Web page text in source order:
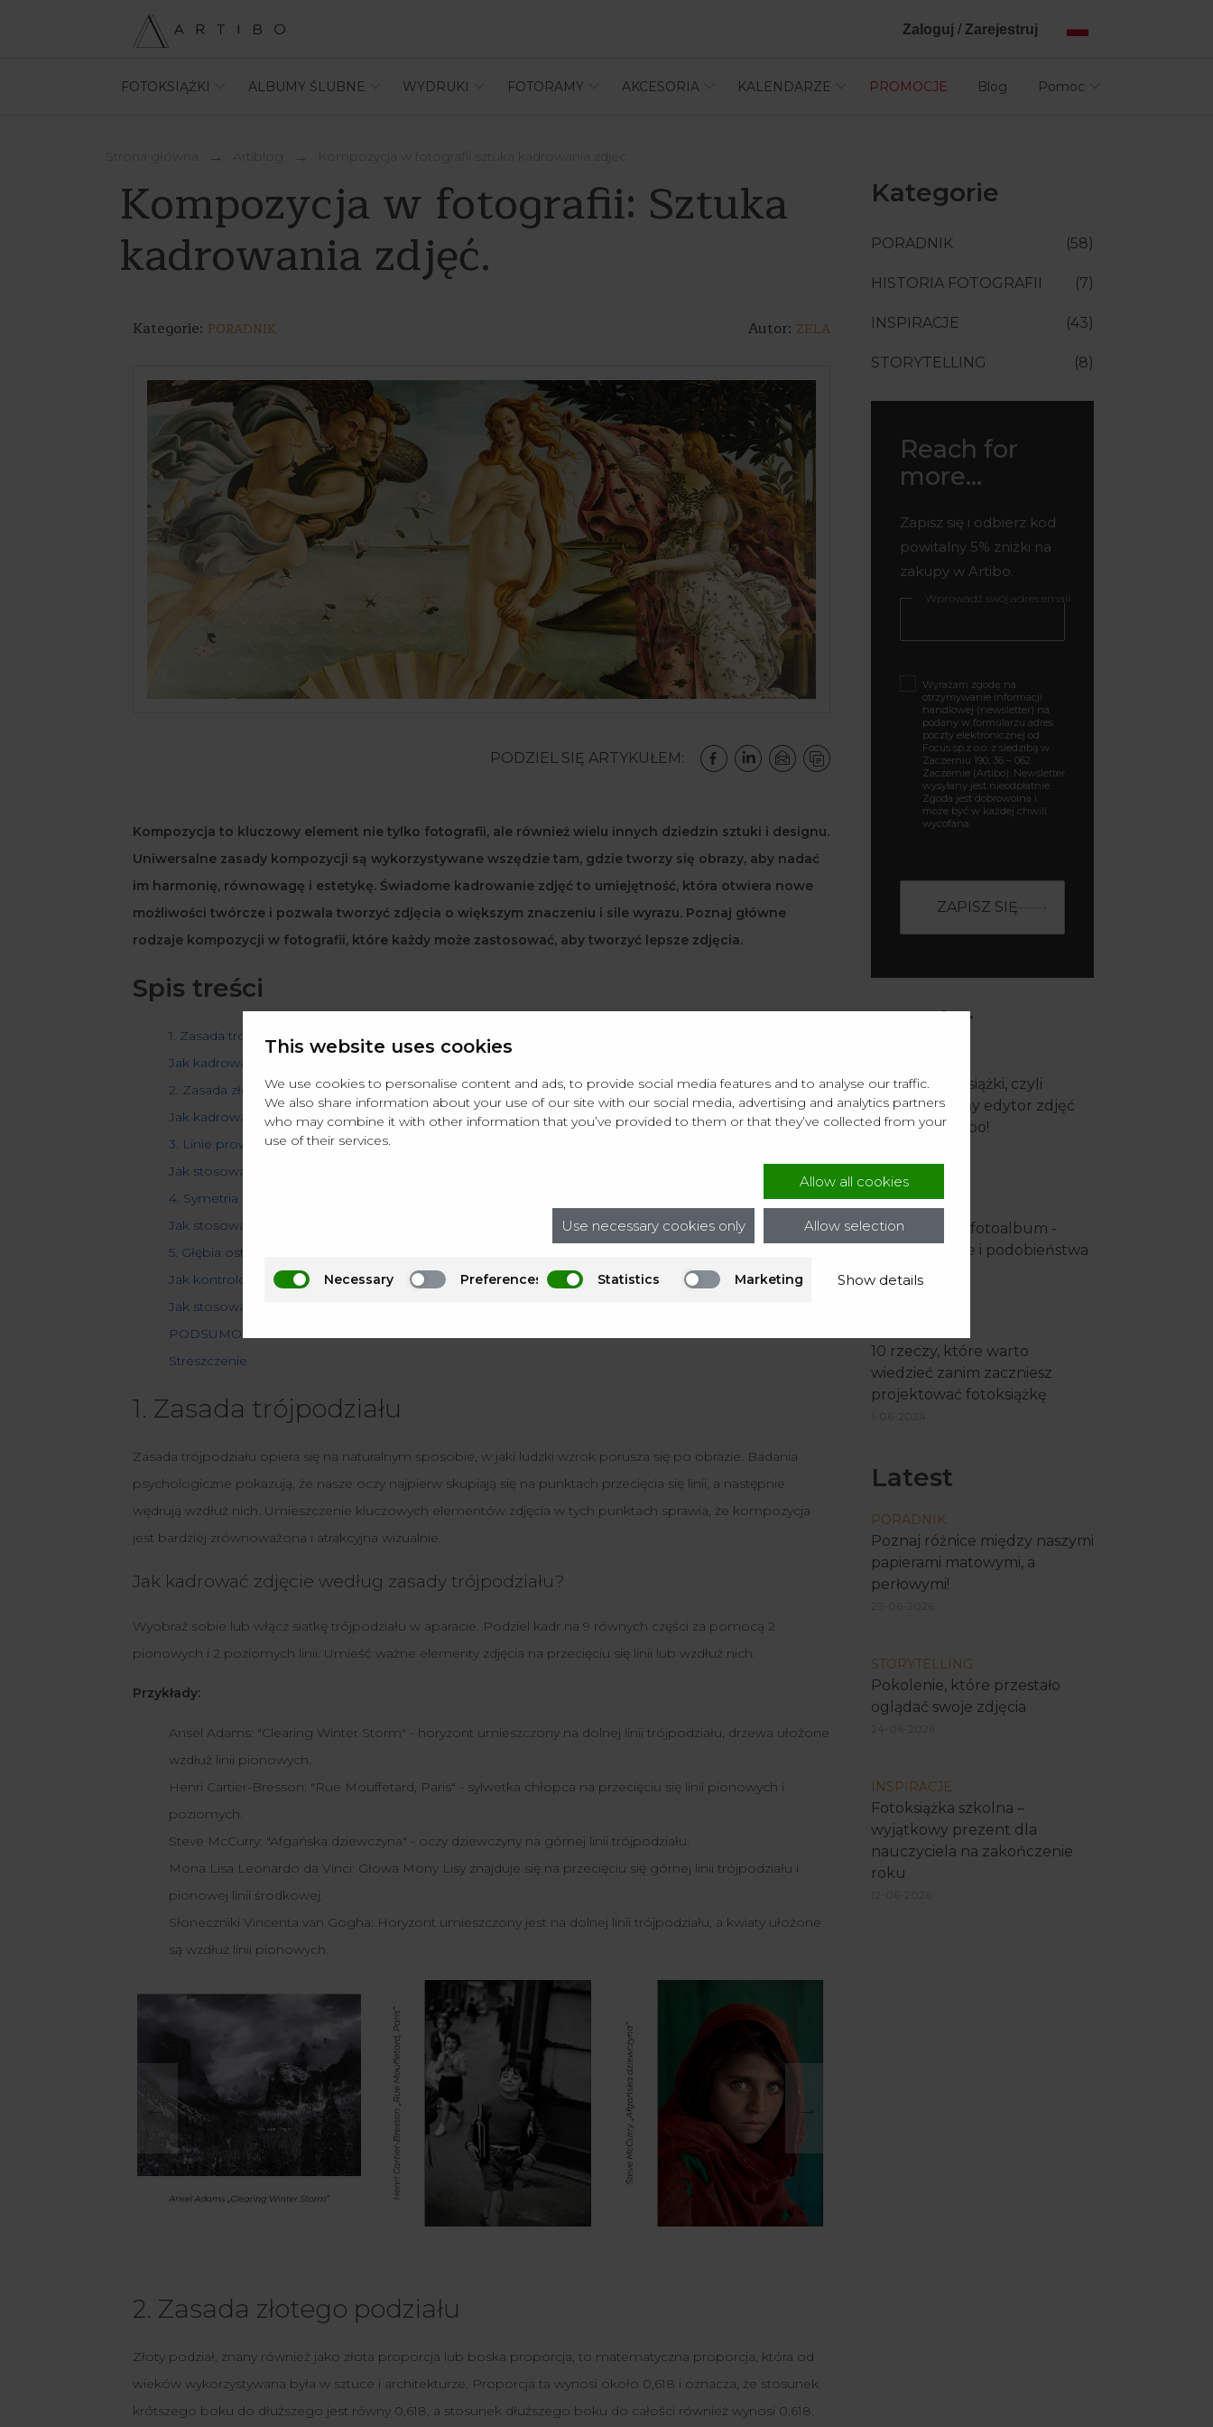
This website uses cookies
We use cookies to personalise content and ads, to provide social media features and to analyse our traffic.
We also share information about your use of our site with our social media, advertising and analytics partners
who may combine it with other information that you’ve provided to them or that they’ve collected from your
use of their services.
Use necessary cookies only
Allow all cookies
Allow selection
Necessary Preferences Statistics Marketing Show details
Zaloguj / Zarejestruj
FOTOKSIĄŻKI ALBUMY ŚLUBNE WYDRUKI FOTORAMY AKCESORIA KALENDARZE PROMOCJE Blog Pomoc
Strona główna artiblog kompozycja w fotografii sztuka kadrowania zdjec
Kompozycja w fotografii: Sztuka
kadrowania zdjęć.
Kategorie: PORADNIK Autor: ZELA
PODZIEL SIĘ ARTYKUŁEM:
Kompozycja to kluczowy element nie tylko fotografii, ale również wielu innych dziedzin sztuki i designu.
Uniwersalne zasady kompozycji są wykorzystywane wszędzie tam, gdzie tworzy się obrazy, aby nadać
im harmonię, równowagę i estetykę. Świadome kadrowanie zdjęć to umiejętność, która otwiera nowe
możliwości twórcze i pozwala tworzyć zdjęcia o większym znaczeniu i sile wyrazu. Poznaj główne
rodzaje kompozycji w fotografii, które każdy może zastosować, aby tworzyć lepsze zdjęcia.
Spis treści
1. Zasada trójpodziału
Jak kadrować zdjęcie według zasady trójpodziału?
2. Zasada złotego podziału
Jak kadrować zdjęcia według zasady złotego podziału?
3. Linie prowadzące
Jak stosować linie prowadzące w fotografii?
4. Symetria
Jak stosować symetrię w fotografii?
5. Głębia ostrości
Jak kontrolować głębię ostrości?
Jak stosować głębię ostrości w fotografii?
PODSUMOWANIE
Streszczenie
1. Zasada trójpodziału
Zasada trójpodziału opiera się na naturalnym sposobie, w jaki ludzki wzrok porusza się po obrazie. Badania
psychologiczne pokazują, że nasze oczy najpierw skupiają się na punktach przecięcia się linii, a następnie
wędrują wzdłuż nich. Umieszczenie kluczowych elementów zdjęcia w tych punktach sprawia, że kompozycja
jest bardziej zrównoważona i atrakcyjna wizualnie.
Jak kadrować zdjęcie według zasady trójpodziału?
Wyobraź sobie lub włącz siatkę trójpodziału w aparacie. Podziel kadr na 9 równych części za pomocą 2
pionowych i 2 poziomych linii. Umieść ważne elementy zdjęcia na przecięciu się linii lub wzdłuż nich.
Przykłady:
Ansel Adams: "Clearing Winter Storm" - horyzont umieszczony na dolnej linii trójpodziału, drzewa ułożone
wzdłuż linii pionowych.
Henri Cartier-Bresson: "Rue Mouffetard, Paris" - sylwetka chłopca na przecięciu się linii pionowych i
poziomych.
Steve McCurry: "Afgańska dziewczyna" - oczy dziewczyny na górnej linii trójpodziału.
Mona Lisa Leonardo da Vinci: Głowa Mony Lisy znajduje się na przecięciu się górnej linii trójpodziału i
pionowej linii środkowej.
Słoneczniki Vincenta van Gogha: Horyzont umieszczony jest na dolnej linii trójpodziału, a kwiaty ułożone
są wzdłuż linii pionowych.
← →
2. Zasada złotego podziału
Złoty podział, znany również jako złota proporcja lub boska proporcja, to matematyczna proporcja, która od
wieków wykorzystywana była w sztuce i architekturze. Proporcja ta wynosi około 0,618 i oznacza, że stosunek
krótszego boku do dłuższego jest równy 0,618, a stosunek dłuższego boku do całości również wynosi 0,618.
Kategorie
PORADNIK (58)
HISTORIA FOTOGRAFII (7)
INSPIRACJE (43)
STORYTELLING (8)
Reach for
more...
Zapisz się i odbierz kod
powitalny 5% zniżki na
zakupy w Artibo.
Wprowadź swój adres email
Wyrażam zgodę na
otrzymywanie informacji
handlowej (newsletter) na
podany w formularzu adres
poczty elektronicznej od
Focus sp.z o.o. z siedzibą w
Zaczerniu 190, 36 – 062
Zaczernie (Artibo). Newsletter
wysyłany jest nieodpłatnie.
Zgoda jest dobrowolna i
może być w każdej chwili
wycofana.
Popular
Kreator fotoksiążki, czyli
zaawansowany edytor zdjęć
online od Artibo!
PORADNIK
Fotoksiążka a fotoalbum -
poznaj różnice i podobieństwa
1-04-2024
10 rzeczy, które warto
wiedzieć zanim zaczniesz
projektować fotoksiążkę
Latest
PORADNIK
Poznaj różnice między naszymi
papierami matowymi, a
perłowymi!
STORYTELLING
Pokolenie, które przestało
oglądać swoje zdjęcia
INSPIRACJE
Fotoksiążka szkolna –
wyjątkowy prezent dla
nauczyciela na zakończenie
roku